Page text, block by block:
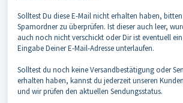
Solltest Du diese E-Mail nicht erhalten haben,
Spamordner zu überprüfen. Ist dieser auch leer,
auch noch nicht verschickt oder Dir ist eventuell
Eingabe Deiner E-Mail-Adresse unterlaufen.
Solltest du noch keine Versandbestätigung oder
erhalten haben, kannst du jederzeit unseren
und wir prüfen den aktuellen Sendungsstatus.